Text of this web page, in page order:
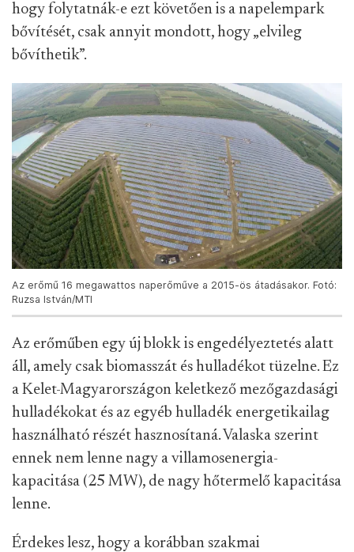
hogy folytatnák-e ezt követően is a napelempark
bővítését, csak annyit mondott, hogy „elvileg
bővíthetik”.
Az erőmű 16 megawattos naperőműve a 2015-ös átadásakor. Fotó:
Ruzsa István/MTI
Az erőműben egy új blokk is engedélyeztetés alatt
áll, amely csak biomasszát és hulladékot tüzelne. Ez
a Kelet-Magyarországon keletkező mezőgazdasági
hulladékokat és az egyéb hulladék energetikailag
használható részét hasznosítaná. Valaska szerint
ennek nem lenne nagy a villamosenergia-
kapacitása (25 MW), de nagy hőtermelő kapacitása
lenne.
Érdekes lesz, hogy a korábban szakmai